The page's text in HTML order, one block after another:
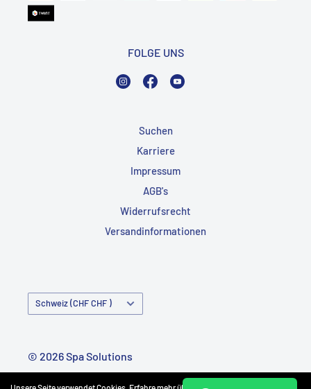
FOLGE UNS
InstagramFacebook
Suchen
Karriere
Impressum
AGB's
Widerrufsrecht
Versandinformationen
Land/Region Schweiz (CHF CHF )
© 2026 Spa Solutions
Powered by Shopify